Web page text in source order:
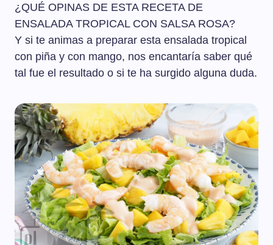
¿QUÉ OPINAS DE ESTA RECETA DE
ENSALADA TROPICAL CON SALSA ROSA?
Y si te animas a preparar esta ensalada tropical
con piña y con mango, nos encantaría saber qué
tal fue el resultado o si te ha surgido alguna duda.